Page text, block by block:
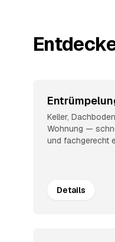
Keller,
Wohnung —
und fachgerecht
Details